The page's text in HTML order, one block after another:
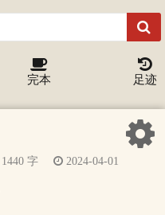
完本 足迹
1440 字 2024-04-01